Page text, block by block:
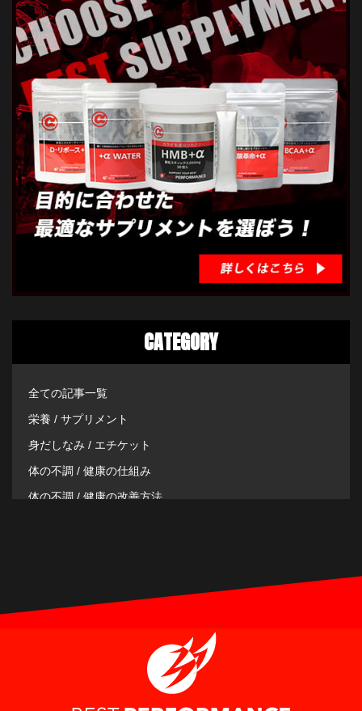
CATEGORY
全ての記事一覧
栄養 / サプリメント
身だしなみ / エチケット
体の不調 / 健康の仕組み
体の不調 / 健康の改善方法